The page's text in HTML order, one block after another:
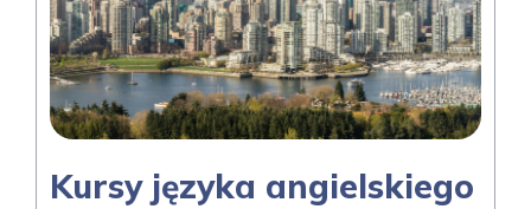
Kursy języka angielskiego